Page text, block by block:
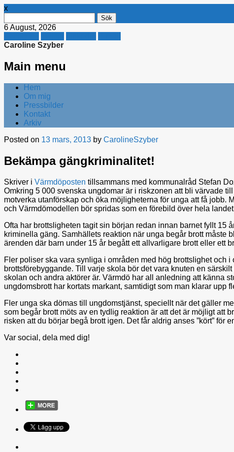
x
efter:
6 August, 2026
Caroline Szyber
Main menu
Skip
content
Hem
Om mig
Pressbilder
Kontakt
Arkiv
Posted on 13 mars, 2013 by CarolineSzyber
Bekämpa gängkriminalitet!
Skriver i Värmdöposten tillsammans med kommunalråd Stefan
Omkring 5 000 svenska ungdomar är i riskzonen att bli värvade
motverka utanförskap och öka möjligheterna för unga att få jobb.
och Värmdömodellen bör spridas som en förebild över hela
Ofta har brottsligheten tagit sin början redan innan barnet fyllt 15
kriminella gäng. Samhällets reaktion när unga begår brott måste
ärenden där barn under 15 år begått ett allvarligare brott eller ett
Fler poliser ska vara synliga i områden med hög brottslighet och
brottsförebyggande. Till varje skola bör det vara knuten en
skolan och andra aktörer är. Värmdö har all anledning att känna
ungdomsbrott har kortats markant, samtidigt som man klarar upp
Fler unga ska dömas till ungdomstjänst, speciellt när det gäller
som begår brott möts av en tydlig reaktion är att det är möjligt att
risken att du börjar begå brott igen. Det får aldrig anses ”kört” för
Var social, dela med dig!